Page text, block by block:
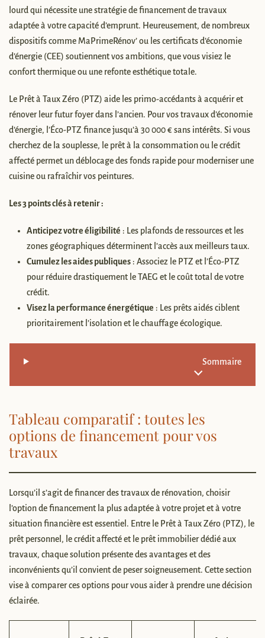
lourd qui nécessite une stratégie de financement de travaux
adaptée à votre capacité d’emprunt. Heureusement, de nombreux
dispositifs comme MaPrimeRénov’ ou les certificats d’économie
d’énergie (CEE) soutiennent vos ambitions, que vous visiez le
confort thermique ou une refonte esthétique totale.
Le Prêt à Taux Zéro (PTZ) aide les primo-accédants à acquérir et
rénover leur futur foyer dans l’ancien. Pour vos travaux d’économie
d’énergie, l’Éco-PTZ finance jusqu’à 30 000 € sans intérêts. Si vous
cherchez de la souplesse, le prêt à la consommation ou le crédit
affecté permet un déblocage des fonds rapide pour moderniser une
cuisine ou rafraîchir vos peintures.
Les 3 points clés à retenir :
Anticipez votre éligibilité : Les plafonds de ressources et les
zones géographiques déterminent l’accès aux meilleurs taux.
Cumulez les aides publiques : Associez le PTZ et l’Éco-PTZ
pour réduire drastiquement le TAEG et le coût total de votre
crédit.
Visez la performance énergétique : Les prêts aidés ciblent
prioritairement l’isolation et le chauffage écologique.
Sommaire
Tableau comparatif : toutes les
options de financement pour vos
travaux
Lorsqu’il s’agit de financer des travaux de rénovation, choisir
l’option de financement la plus adaptée à votre projet et à votre
situation financière est essentiel. Entre le Prêt à Taux Zéro (PTZ), le
prêt personnel, le crédit affecté et le prêt immobilier dédié aux
travaux, chaque solution présente des avantages et des
inconvénients qu’il convient de peser soigneusement. Cette section
vise à comparer ces options pour vous aider à prendre une décision
éclairée.